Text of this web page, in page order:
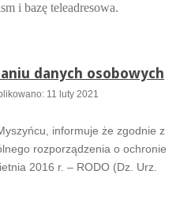
i bazę teleadresowa.
danych osobowych
11 luty 2021
informuje że zgodnie z
rozporządzenia o ochronie
2016 r. – RODO (Dz. Urz.